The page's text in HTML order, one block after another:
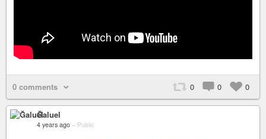
0 comments 0 0 0
Ğaluel
4 years ago – Public